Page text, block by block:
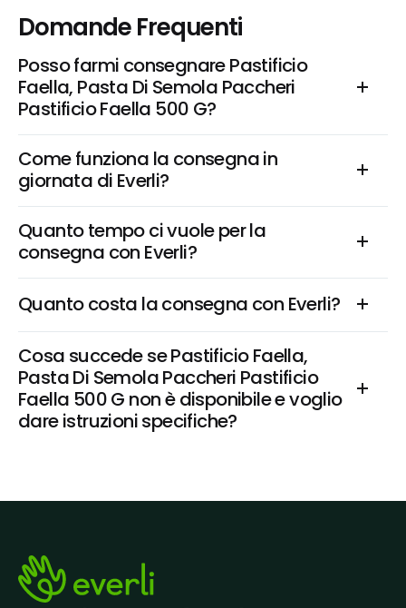
Domande Frequenti
Posso farmi consegnare Pastificio
Faella, Pasta Di Semola Paccheri
Pastificio Faella 500 G?
Come funziona la consegna in
giornata di Everli?
Quanto tempo ci vuole per la
consegna con Everli?
Quanto costa la consegna con Everli?
Cosa succede se Pastificio Faella,
Pasta Di Semola Paccheri Pastificio
Faella 500 G non è disponibile e voglio
dare istruzioni specifiche?